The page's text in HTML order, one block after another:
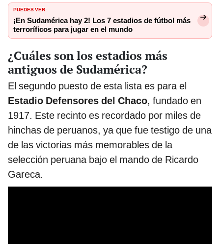
PUEDES VER:
¡En Sudamérica hay 2! Los 7 estadios de fútbol más
terroríficos para jugar en el mundo
¿Cuáles son los estadios más
antiguos de Sudamérica?
El segundo puesto de esta lista es para el
Estadio Defensores del Chaco, fundado en
1917. Este recinto es recordado por miles de
hinchas de peruanos, ya que fue testigo de una
de las victorias más memorables de la
selección peruana bajo el mando de Ricardo
Gareca.